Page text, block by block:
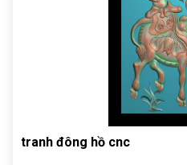
tranh đông hồ cnc